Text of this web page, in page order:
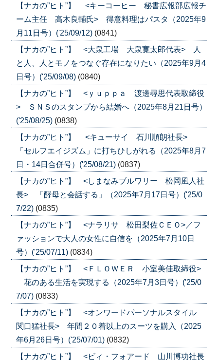
【ナカの”ヒト”】 <キーコーヒー 秘書広報部広報チ
ーム主任 高木良輔氏> 得意料理はパスタ（2025年9
月11日号）('25/09/12) (0841)
【ナカの”ヒト”】 <大泉工場 大泉寛太郎代表> 人
と人、人とモノをつなぐ存在になりたい（2025年9月4
日号）('25/09/08) (0840)
【ナカの”ヒト”】 <ｙｕｐｐａ 渡邊尋思代表取締役
> ＳＮＳのスタンプから結婚へ（2025年8月21日号）
('25/08/25) (0838)
【ナカの”ヒト”】 <キューサイ 石川順朗社長>
「セルフエイジズム」に打ちひしがれる（2025年8月7
日・14日合併号）('25/08/21) (0837)
【ナカの”ヒト”】 <しまなみブルワリー 松岡風人社
長> 「酵母と会話する」（2025年7月17日号）('25/0
7/22) (0835)
【ナカの”ヒト”】 <ナラリサ 松田梨佐ＣＥＯ>／フ
ァッションで大人の女性に自信を（2025年7月10日
号）('25/07/11) (0834)
【ナカの”ヒト”】 <ＦＬＯＷＥＲ 小室美佳取締役>
花のある生活を実現する（2025年7月3日号）('25/0
7/07) (0833)
【ナカの”ヒト”】 <オンワードパーソナルスタイル
関口猛社長> 年間２０着以上のスーツを購入（2025
年6月26日号）('25/07/01) (0832)
【ナカの”ヒト”】 <ビィ・フォアード 山川博功社長